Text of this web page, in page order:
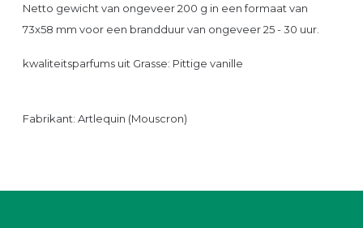
Netto gewicht van ongeveer 200 g in een formaat van
73x58 mm voor een brandduur van ongeveer 25 - 30 uur.
kwaliteitsparfums uit Grasse: Pittige vanille
Fabrikant: Artlequin (Mouscron)